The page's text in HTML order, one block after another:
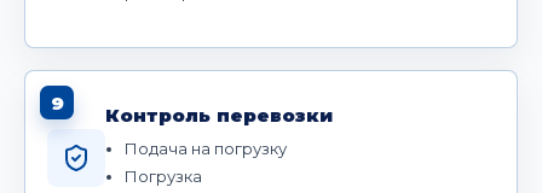
9
Контроль перевозки
Подача на погрузку
Погрузка